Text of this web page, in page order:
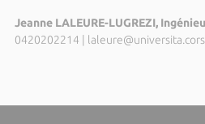
Jeanne LALEURE-LUGREZI,
0420202214 |